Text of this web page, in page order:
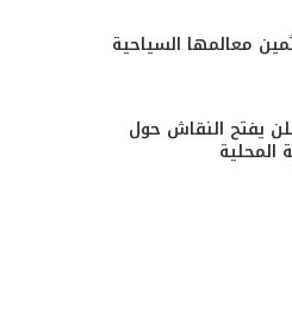
معالمها السياحية
يفتح النقاش حول
المحلية